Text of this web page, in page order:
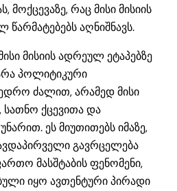
მოქცევაზე, რაც მისი მისიის
აღნიშნავს.
მისიის ადრეულ ეტაპებზე
პოლიტიკური
ძალით, არამედ მისი
ქცევითა და
ეს მიუთითებს იმაზე,
გავრცელება
მასშტაბის ფენომენი,
იყო ავთენტური პირადი